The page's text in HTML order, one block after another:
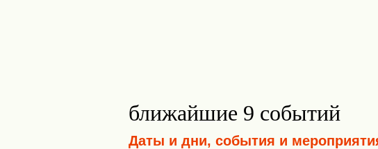
ближайшие 9 событий
Даты и дни, события и